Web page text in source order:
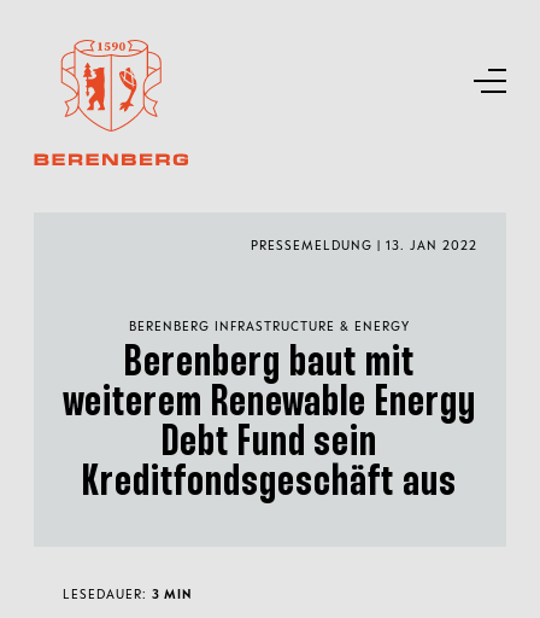
PRESSEMELDUNG | 13. JAN 2022
BERENBERG INFRASTRUCTURE & ENERGY
Berenberg baut mit
weiterem Renewable Energy
Debt Fund sein
Kreditfondsgeschäft aus
LESEDAUER: 3 MIN